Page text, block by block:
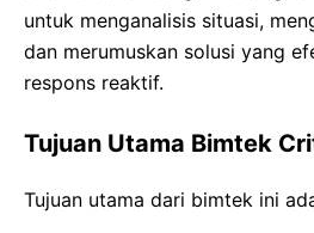
untuk menganalisis situasi,
dan merumuskan solusi yang
respons reaktif.
Tujuan Utama Bimtek
Tujuan utama dari bimtek ini